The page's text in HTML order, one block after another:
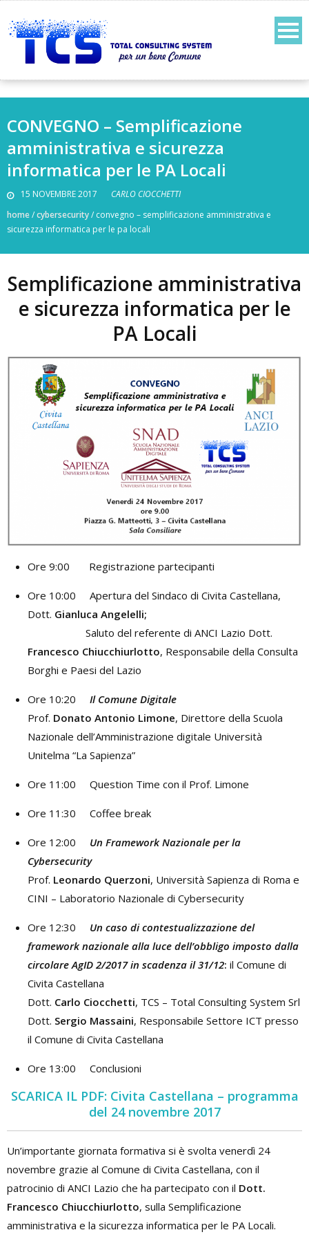
CONVEGNO – Semplificazione
amministrativa e sicurezza
informatica per le PA Locali
15 NOVEMBRE 2017
CARLO CIOCCHETTI
home/cybersecurity/ convegno – semplificazione amministrativa e
sicurezza informatica per le pa locali
Semplificazione amministrativa
e sicurezza informatica per le
PA Locali
Ore 9:00 Registrazione partecipanti
Ore 10:00 Apertura del Sindaco di Civita Castellana,
Dott. Gianluca Angelelli;
Saluto del referente di ANCI Lazio Dott.
Francesco Chiucchiurlotto, Responsabile della Consulta
Borghi e Paesi del Lazio
Ore 10:20 Il Comune Digitale
Prof. Donato Antonio Limone, Direttore della Scuola
Nazionale dell’Amministrazione digitale Università
Unitelma “La Sapienza”
Ore 11:00 Question Time con il Prof. Limone
Ore 11:30 Coffee break
Ore 12:00 Un Framework Nazionale per la
Cybersecurity
Prof. Leonardo Querzoni, Università Sapienza di Roma e
CINI – Laboratorio Nazionale di Cybersecurity
Ore 12:30 Un caso di contestualizzazione del
framework nazionale alla luce dell’obbligo imposto dalla
circolare AgID 2/2017 in scadenza il 31/12: il Comune di
Civita Castellana
Dott. Carlo Ciocchetti, TCS – Total Consulting System Srl
Dott. Sergio Massaini, Responsabile Settore ICT presso
il Comune di Civita Castellana
Ore 13:00 Conclusioni
SCARICA IL PDF: Civita Castellana – programma
del 24 novembre 2017
Un’importante giornata formativa si è svolta venerdì 24
novembre grazie al Comune di Civita Castellana, con il
patrocinio di ANCI Lazio che ha partecipato con il Dott.
Francesco Chiucchiurlotto, sulla Semplificazione
amministrativa e la sicurezza informatica per le PA Locali.